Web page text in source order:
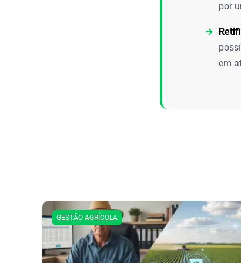
por
em
GESTÃO AGRÍCOLA